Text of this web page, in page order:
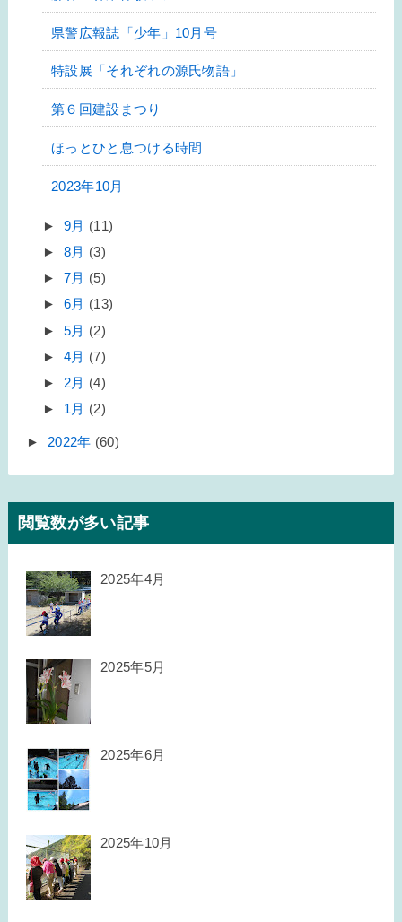
県警広報誌「少年」10月号
特設展「それぞれの源氏物語」
第６回建設まつり
ほっとひと息つける時間
2023年10月
► 9月 (11)
► 8月 (3)
► 7月 (5)
► 6月 (13)
► 5月 (2)
► 4月 (7)
► 2月 (4)
► 1月 (2)
► 2022年 (60)
閲覧数が多い記事
2025年4月
2025年5月
2025年6月
2025年10月